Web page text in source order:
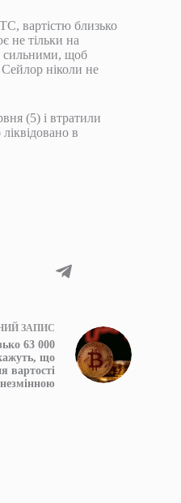
вартістю близько
не тільки на
сильними, щоб
Сейлор ніколи не
(5) і втратили
в
ЗАПИС
63 000
що
вартості